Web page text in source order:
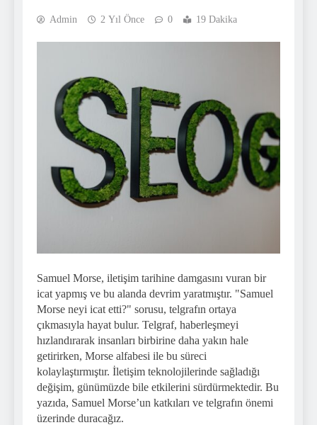
Admin 2 Yıl Önce 0 19 Dakika
Samuel Morse, iletişim tarihine damgasını vuran bir
icat yapmış ve bu alanda devrim yaratmıştır. "Samuel
Morse neyi icat etti?" sorusu, telgrafın ortaya
çıkmasıyla hayat bulur. Telgraf, haberleşmeyi
hızlandırarak insanları birbirine daha yakın hale
getirirken, Morse alfabesi ile bu süreci
kolaylaştırmıştır. İletişim teknolojilerinde sağladığı
değişim, günümüzde bile etkilerini sürdürmektedir. Bu
yazıda, Samuel Morse’un katkıları ve telgrafın önemi
üzerinde duracağız.